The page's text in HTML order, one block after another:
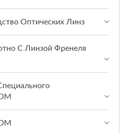
Оптических Линз
С Линзой Френеля